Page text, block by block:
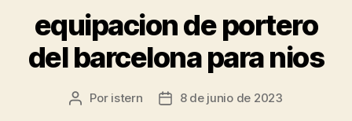
equipacion de portero
del barcelona para nios
Autor
Por istern
Fecha8 de junio de 2023